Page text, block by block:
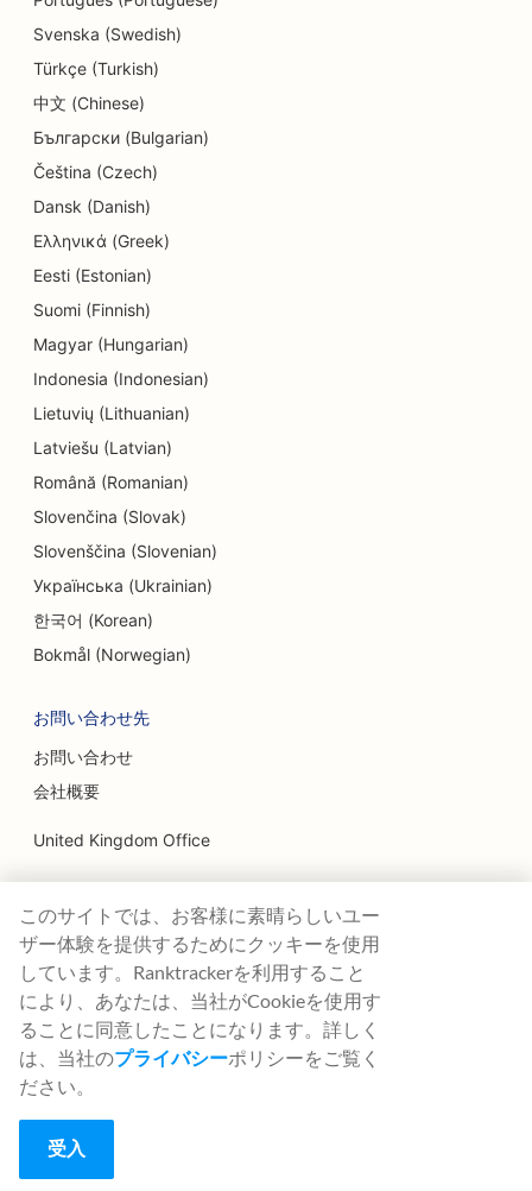
教育・保育サービスのSEO
ドーナツ店のためのSEO
電気工事業者のためのSEO
家電量販店のSEO
エンジニアリング会社のためのSEO
エンターテインメントとレクリエーションのための
SEO
エスケープルームのSEO
ファーム・トゥ・テーブル・レストランのための
SEO
フェイスリフト・サービスのSEO
ファイナンシャル・プランナーのためのSEO
ファーストフード店のSEO
金融サービス向けSEO
フードコートのSEO
フランス菓子のSEO
フードトラックのSEO
家具店のためのSEO
フローズンヨーグルト店のためのSEO対策
Svenska (Swedish)
Türkçe (Turkish)
中文 (Chinese)
Български (Bulgarian)
Čeština (Czech)
Dansk (Danish)
Ελληνικά (Greek)
Eesti (Estonian)
Suomi (Finnish)
Magyar (Hungarian)
Indonesia (Indonesian)
Lietuvių (Lithuanian)
Latviešu (Latvian)
Română (Romanian)
Slovenčina (Slovak)
Slovenščina (Slovenian)
Українська (Ukrainian)
한국어 (Korean)
Bokmål (Norwegian)
お問い合わせ先
お問い合わせ
会社概要
United Kingdom Office
Ranktracker Ltd
144A Clerkenwell Rd
London, EC1R 5DF
Company No: 08820809
felix@ranktracker.com
2015 -
このサイトでは、お客様に素晴らしいユー
ザー体験を提供するためにクッキーを使用
しています。Ranktrackerを利用すること
により、あなたは、当社がCookieを使用す
ることに同意したことになります。詳しく
は、当社のプライバシーポリシーをご覧く
ださい。
受入